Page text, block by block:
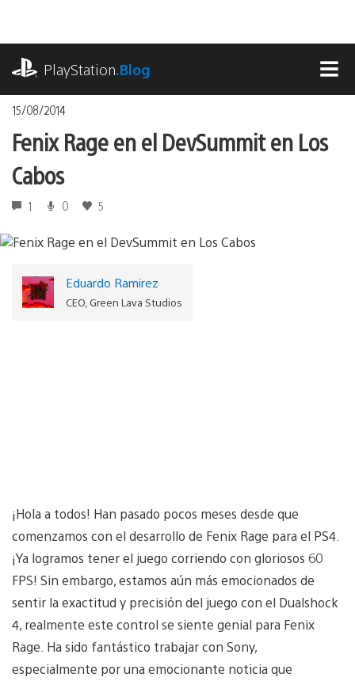
contenido
PlayStation.Blog
15/08/2014
Fenix Rage en el DevSummit en Los
Cabos
1 0 5
Eduardo Ramirez
CEO, Green Lava Studios
¡Hola a todos! Han pasado pocos meses desde que
comenzamos con el desarrollo de Fenix Rage para el PS4.
¡Ya logramos tener el juego corriendo con gloriosos 60
FPS! Sin embargo, estamos aún más emocionados de
sentir la exactitud y precisión del juego con el Dualshock
4, realmente este control se siente genial para Fenix
Rage. Ha sido fantástico trabajar con Sony,
especialmente por una emocionante noticia que